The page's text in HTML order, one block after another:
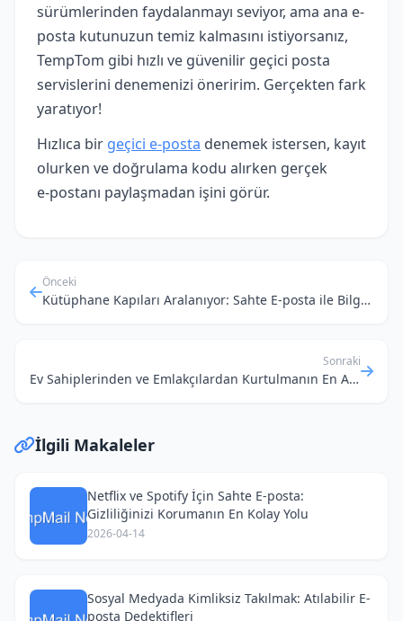
sürümlerinden faydalanmayı seviyor, ama ana e-
posta kutunuzun temiz kalmasını istiyorsanız,
TempTom gibi hızlı ve güvenilir geçici posta
servislerini denemenizi öneririm. Gerçekten fark
yaratıyor!
Hızlıca bir geçici e‑posta denemek istersen, kayıt
olurken ve doğrulama kodu alırken gerçek
e‑postanı paylaşmadan işini görür.
Önceki
Kütüphane Kapıları Aralanıyor: Sahte E-posta ile Bilgiye Ücretsiz Erişim Rehberi
Sonraki
Ev Sahiplerinden ve Emlakçılardan Kurtulmanın En Akıllı Yolu: Geçici E-posta Kullanımı
İlgili Makaleler
Netflix ve Spotify İçin Sahte E-posta:
Gizliliğinizi Korumanın En Kolay Yolu
2026-04-14
Sosyal Medyada Kimliksiz Takılmak: Atılabilir E-
posta Dedektifleri